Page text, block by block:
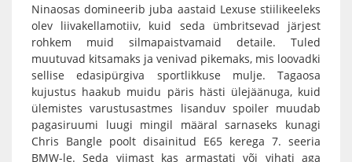
Ninaosas domineerib juba aastaid Lexuse stiilikeeleks
olev liivakellamotiiv, kuid seda ümbritsevad järjest
rohkem muid silmapaistvamaid detaile. Tuled
muutuvad kitsamaks ja venivad pikemaks, mis loovadki
sellise edasipürgiva sportlikkuse mulje. Tagaosa
kujustus haakub muidu päris hästi ülejäänuga, kuid
ülemistes varustusastmes lisanduv spoiler muudab
pagasiruumi luugi mingil määral sarnaseks kunagi
Chris Bangle poolt disainitud E65 kerega 7. seeria
BMW-le. Seda viimast kas armastati või vihati aga